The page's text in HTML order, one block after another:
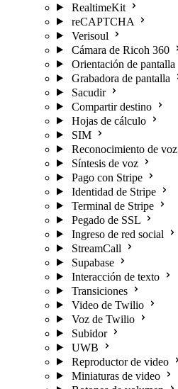
RealtimeKit
reCAPTCHA
Verisoul
Cámara de Ricoh 360
Orientación de pantalla
Grabadora de pantalla
Sacudir
Compartir destino
Hojas de cálculo
SIM
Reconocimiento de voz
Síntesis de voz
Pago con Stripe
Identidad de Stripe
Terminal de Stripe
Pegado de SSL
Ingreso de red social
StreamCall
Supabase
Interacción de texto
Transiciones
Video de Twilio
Voz de Twilio
Subidor
UWB
Reproductor de video
Miniaturas de video